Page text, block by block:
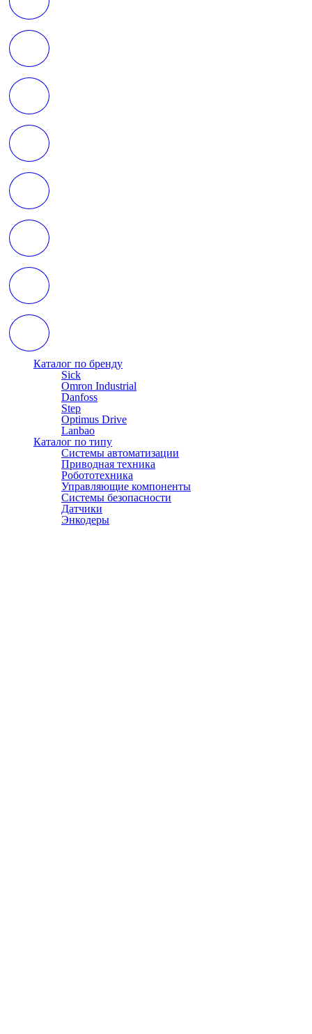
Каталог по бренду
Sick
Omron Industrial
Danfoss
Step
Optimus Drive
Lanbao
Каталог по типу
Системы автоматизации
Приводная техника
Робототехника
Управляющие компоненты
Системы безопасности
Датчики
Энкодеры